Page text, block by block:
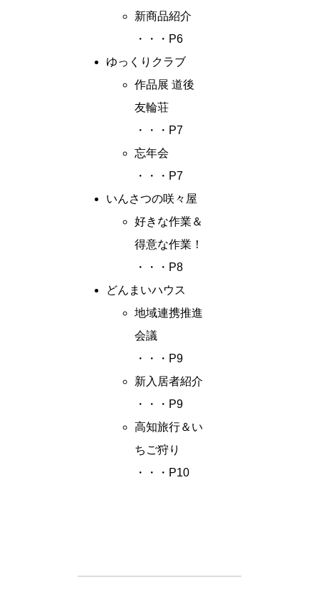
新商品紹介
・・・P6
ゆっくりクラブ
作品展 道後
友輪荘
・・・P7
忘年会
・・・P7
いんさつの咲々屋
好きな作業＆
得意な作業！
・・・P8
どんまいハウス
地域連携推進
会議
・・・P9
新入居者紹介
・・・P9
高知旅行＆い
ちご狩り
・・・P10